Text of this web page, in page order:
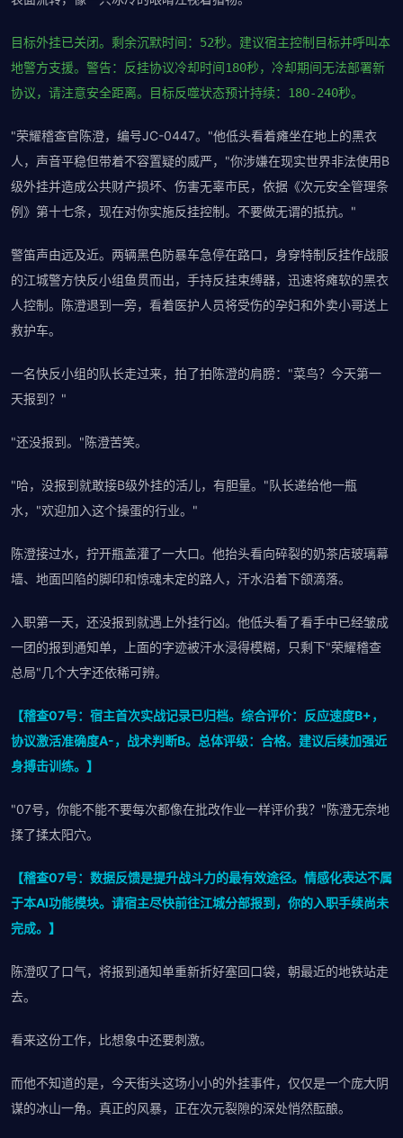
目标外挂已关闭。剩余沉默时间：52秒。建议宿主控制目标并呼叫本
地警方支援。警告：反挂协议冷却时间180秒，冷却期间无法部署新
协议，请注意安全距离。目标反噬状态预计持续：180-240秒。
"荣耀稽查官陈澄，编号JC-0447。"他低头看着瘫坐在地上的黑衣
人，声音平稳但带着不容置疑的威严，"你涉嫌在现实世界非法使用B
级外挂并造成公共财产损坏、伤害无辜市民，依据《次元安全管理条
例》第十七条，现在对你实施反挂控制。不要做无谓的抵抗。"
警笛声由远及近。两辆黑色防暴车急停在路口，身穿特制反挂作战服
的江城警方快反小组鱼贯而出，手持反挂束缚器，迅速将瘫软的黑衣
人控制。陈澄退到一旁，看着医护人员将受伤的孕妇和外卖小哥送上
救护车。
一名快反小组的队长走过来，拍了拍陈澄的肩膀："菜鸟？今天第一
天报到？"
"还没报到。"陈澄苦笑。
"哈，没报到就敢接B级外挂的活儿，有胆量。"队长递给他一瓶
水，"欢迎加入这个操蛋的行业。"
陈澄接过水，拧开瓶盖灌了一大口。他抬头看向碎裂的奶茶店玻璃幕
墙、地面凹陷的脚印和惊魂未定的路人，汗水沿着下颌滴落。
入职第一天，还没报到就遇上外挂行凶。他低头看了看手中已经皱成
一团的报到通知单，上面的字迹被汗水浸得模糊，只剩下"荣耀稽查
总局"几个大字还依稀可辨。
【稽查07号：宿主首次实战记录已归档。综合评价：反应速度B+，
协议激活准确度A-，战术判断B。总体评级：合格。建议后续加强近
身搏击训练。】
"07号，你能不能不要每次都像在批改作业一样评价我？"陈澄无奈地
揉了揉太阳穴。
【稽查07号：数据反馈是提升战斗力的最有效途径。情感化表达不属
于本AI功能模块。请宿主尽快前往江城分部报到，你的入职手续尚未
完成。】
陈澄叹了口气，将报到通知单重新折好塞回口袋，朝最近的地铁站走
去。
看来这份工作，比想象中还要刺激。
而他不知道的是，今天街头这场小小的外挂事件，仅仅是一个庞大阴
谋的冰山一角。真正的风暴，正在次元裂隙的深处悄然酝酿。